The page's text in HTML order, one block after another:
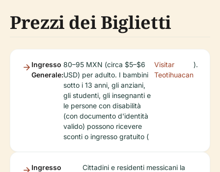
Prezzi dei Biglietti
Ingresso
Generale:
80–95 MXN (circa $5–$6
USD) per adulto. I bambini
sotto i 13 anni, gli anziani,
gli studenti, gli insegnanti e
le persone con disabilità
(con documento d'identità
valido) possono ricevere
sconti o ingresso gratuito (
Visitar
Teotihuacan
).
Ingresso
Cittadini e residenti messicani la